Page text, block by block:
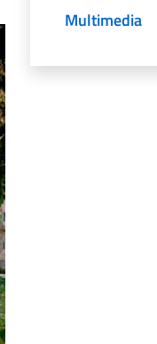
Multimedia